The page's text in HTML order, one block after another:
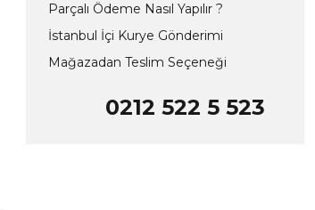
Parçalı Ödeme Nasıl Yapılır ?
İstanbul İçi Kurye Gönderimi
Mağazadan Teslim Seçeneği
0212 522 5 523